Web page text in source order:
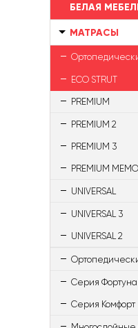
БЕЛАЯ
МАТРАСЫ
ECO STRUT
PREMIUM
PREMIUM 2
PREMIUM 3
PREMIUM
UNIVERSAL
UNIVERSAL 3
UNIVERSAL 2
Серия Фортуна
Серия Комфорт